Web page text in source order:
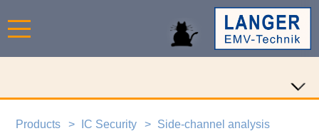
Products IC Security
Side-channel analysis